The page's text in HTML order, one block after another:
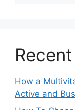
How a
Active and